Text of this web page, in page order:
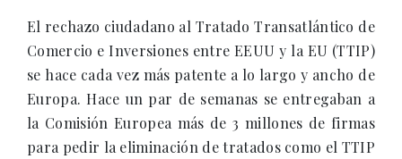
El rechazo ciudadano al Tratado Transatlántico de
Comercio e Inversiones entre EEUU y la EU (TTIP)
se hace cada vez más patente a lo largo y ancho de
Europa. Hace un par de semanas se entregaban a
la Comisión Europea más de 3 millones de firmas
para pedir la eliminación de tratados como el TTIP